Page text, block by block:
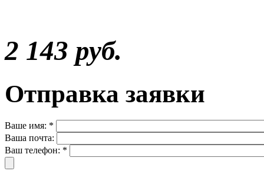
2 143 руб.
Отправка заявки
Ваше имя: *
Ваша почта:
Ваш телефон: *